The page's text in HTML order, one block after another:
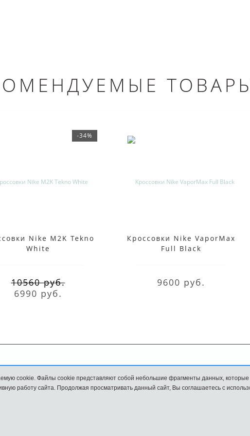
-34%
Nike M2K Tekno
White
10560 руб.
6990 руб.
Кроссовки Nike VaporMax
Full Black
9600 руб.
Обмен и возврат Размеры FAQ
cookie. Файлы cookie представляют собой небольшие фрагменты данных,
работу сайта. Продолжая просматривать данный сайт, Вы соглашаетесь с